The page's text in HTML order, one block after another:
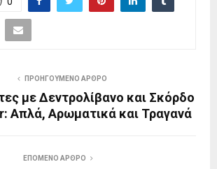
ΠΡΟΗΓΟΎΜΕΝΟ ΆΡΘΡΟ
με Δεντρολίβανο και Σκόρδο
Απλά, Αρωματικά και Τραγανά
ΕΠΌΜΕΝΟ ΆΡΘΡΟ